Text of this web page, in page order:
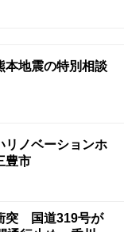
地震の特別相談
リノベーションホ
豊市
突 国道319号が